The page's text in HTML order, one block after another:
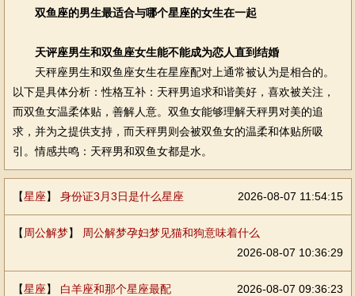
双鱼座的男生最适合与哪个星座的女生在一起
天评座男生和双鱼座女生能不能成为恋人直到结婚
天秤座男生和双鱼座女生在星座配对上通常被认为是相合的。
以下是具体分析：性格互补：天秤男追求和谐美好，喜欢被关注，
而双鱼女温柔体贴，善解人意。双鱼女能够理解天秤男对美的追
求，并为之提供支持，而天秤男则会被双鱼女的温柔和体贴所吸
引。情感共鸣：天秤男和双鱼女都是水。
【星座】 身份证3月3日是什么星座 2026-08-07 11:54:15
【 周公解梦】
周公解梦孕妇梦见猫和狗意味着什么
2026-08-07 10:36:29
【星座】 白羊座和那个星座最配 2026-08-07 09:36:23